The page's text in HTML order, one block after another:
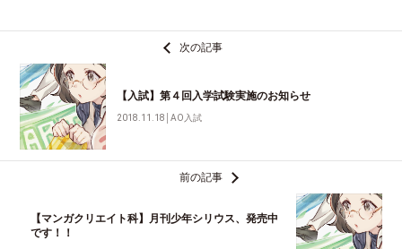
次の記事
【入試】第４回入学試験実施のお知らせ
2018.11.18 │AO入試
前の記事
【マンガクリエイト科】月刊少年シリウス、発売中
です！！